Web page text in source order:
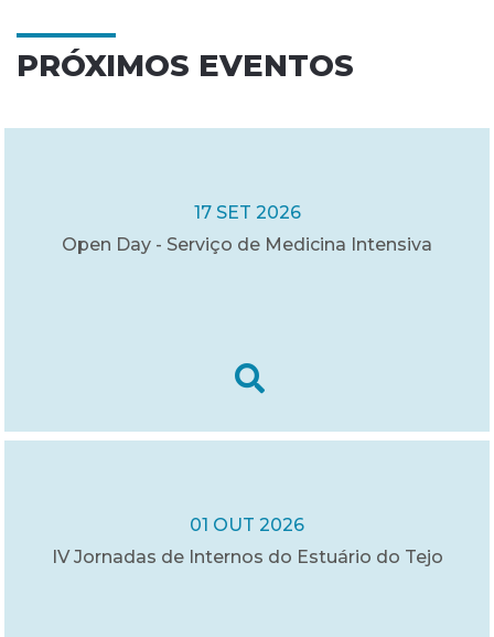
PRÓXIMOS EVENTOS
17 SET 2026
Open Day - Serviço de Medicina Intensiva
01 OUT 2026
IV Jornadas de Internos do Estuário do Tejo